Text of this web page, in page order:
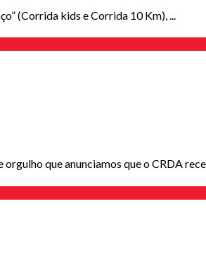
(Corrida kids e Corrida 10 Km), ...
que anunciamos que o CRDA